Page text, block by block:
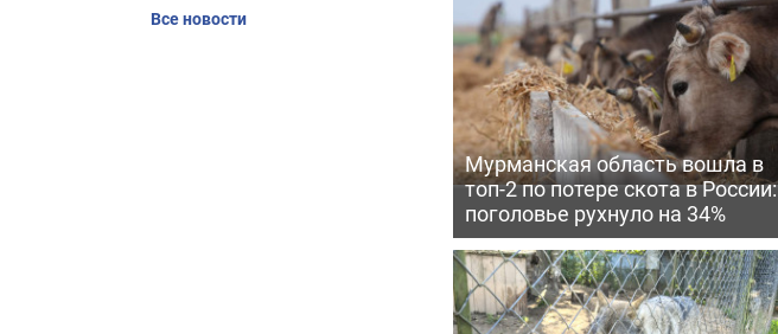
Мурманская область вошла в
топ-2 по потере скота в России:
поголовье рухнуло на 34%
Все новости